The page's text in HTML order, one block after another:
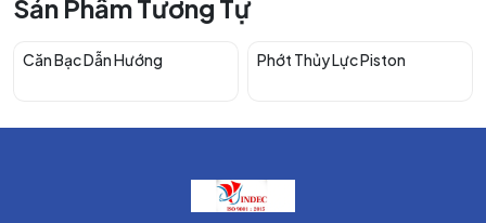
Sản Phẩm Tương Tự
Căn Bạc Dẫn Hướng Phớt Thủy Lực Piston